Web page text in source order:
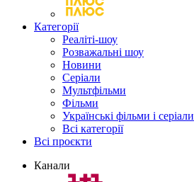
Категорії
Реаліті-шоу
Розважальні шоу
Новини
Серіали
Мультфільми
Фільми
Українські фільми і серіали
Всі категорії
Всі проєкти
Канали